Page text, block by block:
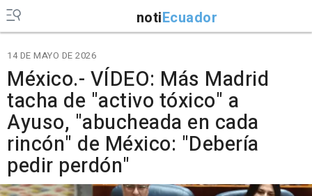
notiEcuador
14 DE MAYO DE 2026
México.- VÍDEO: Más Madrid
tacha de "activo tóxico" a
Ayuso, "abucheada en cada
rincón" de México: "Debería
pedir perdón"